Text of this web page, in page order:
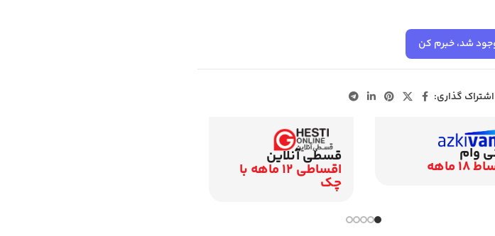
شد، خبرم کن
اشتراک گذاری:
وام
18 ماهه
قسطی آنلاین
اقساطی 12 ماهه با
چک